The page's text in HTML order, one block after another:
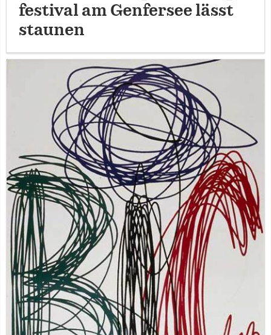
festival am Genfersee lässt
staunen